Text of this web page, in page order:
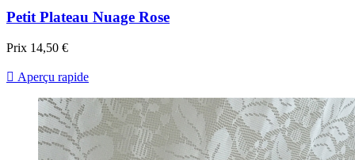
Petit Plateau Nuage Rose
Prix 14,50 €
 Aperçu rapide